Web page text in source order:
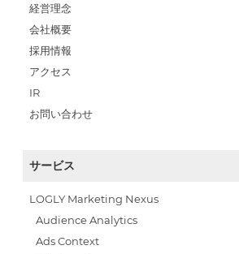
経営理念
会社概要
採用情報
アクセス
IR
お問い合わせ
サービス
LOGLY Marketing Nexus
Audience Analytics
Ads Context